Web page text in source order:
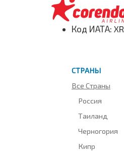
Код ИАТА: XR
СТРАНЫ
Все Страны
Россия
Таиланд
Черногория
Кипр